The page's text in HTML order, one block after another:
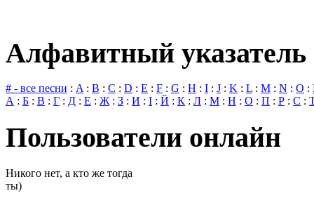
Алфавитный указатель
# - все песни : A: B : C : D : E : F : G : H : I : J : K : L : M : N : O :
А : Б : В : Г : Д : Е : Ж: З : И : І : Й : К : Л : М : Н : О : П : Р : С :
Пользователи онлайн
Никого нет, а кто же тогда
ты)